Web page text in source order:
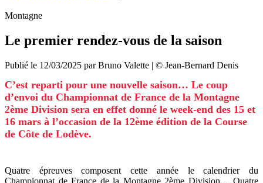
Montagne
Le premier rendez-vous de la saison
Publié le 12/03/2025 parBruno Valette | © Jean-Bernard Denis
C’est reparti pour une nouvelle saison… Le coup
d’envoi du Championnat de France de la Montagne
2ème Division sera en effet donné le week-end des 15 et
16 mars à l’occasion de la 12ème édition de la Course
de Côte de Lodève.
Quatre épreuves composent cette année le calendrier du